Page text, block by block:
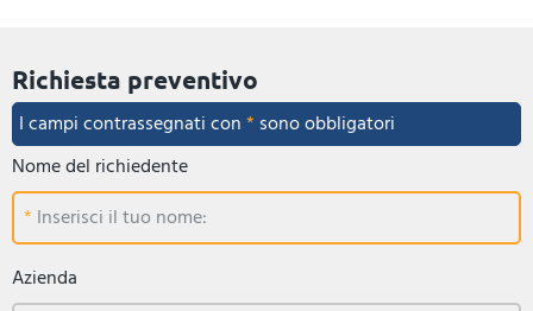
Richiesta preventivo
I campi contrassegnati con* sono obbligatori
Nome del richiedente
Inserisci il tuo nome:
Azienda